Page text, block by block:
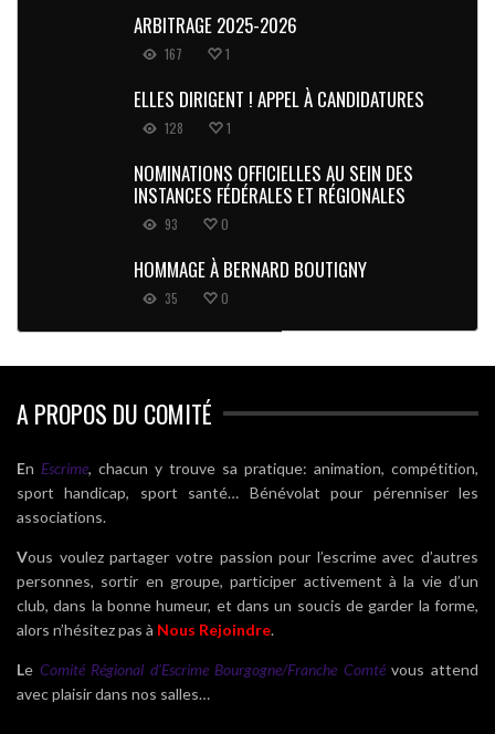
ARBITRAGE 2025-2026
167 1
ELLES DIRIGENT ! APPEL À CANDIDATURES
128 1
NOMINATIONS OFFICIELLES AU SEIN DES
INSTANCES FÉDÉRALES ET RÉGIONALES
93 0
HOMMAGE À BERNARD BOUTIGNY
35 0
A PROPOS DU COMITÉ
En Escrime, chacun y trouve sa pratique: animation, compétition,
sport handicap, sport santé… Bénévolat pour pérenniser les
associations.
Vous voulez partager votre passion pour l’escrime avec d’autres
personnes, sortir en groupe, participer activement à la vie d’un
club, dans la bonne humeur, et dans un soucis de garder la forme,
alors n’hésitez pas à Nous Rejoindre.
Le Comité Régional d’Escrime Bourgogne/Franche Comtévous attend
avec plaisir dans nos salles…